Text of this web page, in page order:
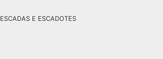
ESCADAS E ESCADOTES